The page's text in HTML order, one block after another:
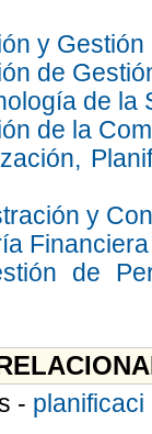
y
de
de la
de la
y
Financiera
de
- planificaci